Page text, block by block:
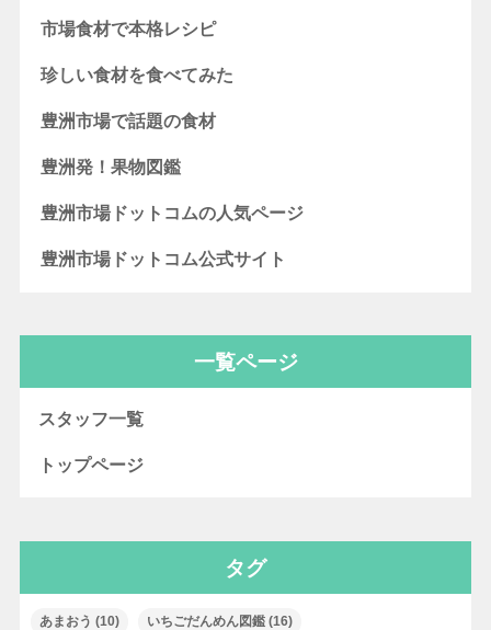
市場食材で本格レシピ
珍しい食材を食べてみた
豊洲市場で話題の食材
豊洲発！果物図鑑
豊洲市場ドットコムの人気ページ
豊洲市場ドットコム公式サイト
一覧ページ
スタッフ一覧
トップページ
タグ
あまおう (10) いちごだんめん図鑑(16)